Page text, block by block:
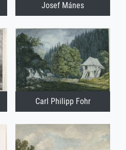
Josef Mánes
Carl Philipp Fohr